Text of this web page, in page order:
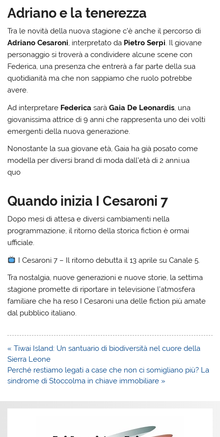
Adriano e la tenerezza
Tra le novità della nuova stagione c’è anche il percorso di
Adriano Cesaroni, interpretato da Pietro Serpi. Il giovane
personaggio si troverà a condividere alcune scene con
Federica, una presenza che entrerà a far parte della sua
quotidianità ma che non sappiamo che ruolo potrebbe
avere.
Ad interpretare Federica saràGaia De Leonardis, una
giovanissima attrice di 9 anni che rappresenta uno dei volti
emergenti della nuova generazione.
Nonostante la sua giovane età, Gaia ha già posato come
modella per diversi brand di moda dall’età di 2 anni.ua
quo
Quando inizia I Cesaroni 7
Dopo mesi di attesa e diversi cambiamenti nella
programmazione, il ritorno della storica fiction è ormai
ufficiale.
I Cesaroni 7 – Il ritorno debutta il 13 aprile su Canale 5.
Tra nostalgia, nuove generazioni e nuove storie, la settima
stagione promette di riportare in televisione l’atmosfera
familiare che ha reso I Cesaroni una delle fiction più amate
dal pubblico italiano.
Navigazione
articoli
« Tiwai Island: Un santuario di biodiversità nel cuore della
Sierra Leone
Perché restiamo legati a case che non ci somigliano più? La
sindrome di Stoccolma in chiave immobiliare »